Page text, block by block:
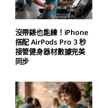
沒帶錶也能練！iPhone
搭配 AirPods Pro 3 秒
接管健身器材數據完美
同步